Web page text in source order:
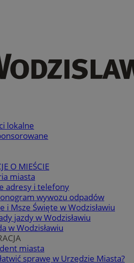
lokalne
O MIEŚCIE
miasta
adresy i telefony
wywozu odpadów
i Msze Święte w Wodzisławiu
jazdy w Wodzisławiu
w Wodzisławiu
miasta
sprawę w Urzędzie Miasta?